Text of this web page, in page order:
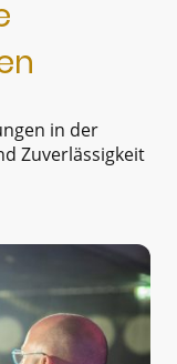
in der
Zuverlässigkeit